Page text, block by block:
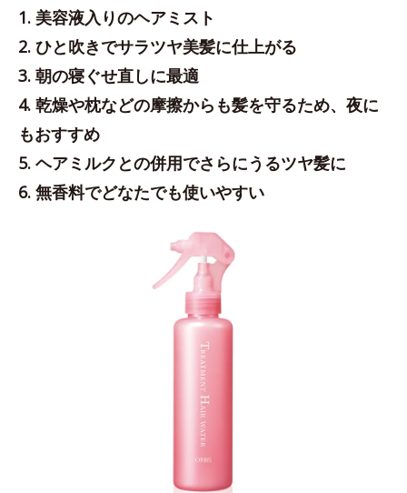
1. 美容液入りのヘアミスト
2. ひと吹きでサラツヤ美髪に仕上がる
3. 朝の寝ぐせ直しに最適
4. 乾燥や枕などの摩擦からも髪を守るため、夜に
もおすすめ
5. ヘアミルクとの併用でさらにうるツヤ髪に
6. 無香料でどなたでも使いやすい